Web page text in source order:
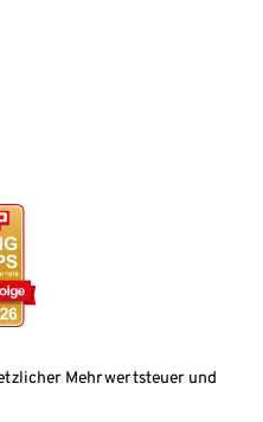
Mehrwertsteuer und